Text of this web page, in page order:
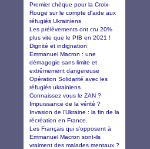
Premier chèque pour la Croix-
Rouge sur le compte d'aide aux
réfugiés Ukrainiens
Les prélèvements ont cru 20%
plus vite que le PIB en 2021 !
Dignité et indignation
Emmanuel Macron : une
démagogie sans limite et
extrêmement dangereuse
Opération Solidarité avec les
réfugiés ukrainiens
Connaissez vous le ZAN ?
Impuissance de la vérité ?
Invasion de l’Ukraine : la fin de la
récréation en France.
Les Français qui s'opposent à
Emmanuel Macron sont-ils
vraiment des malades mentaux ?